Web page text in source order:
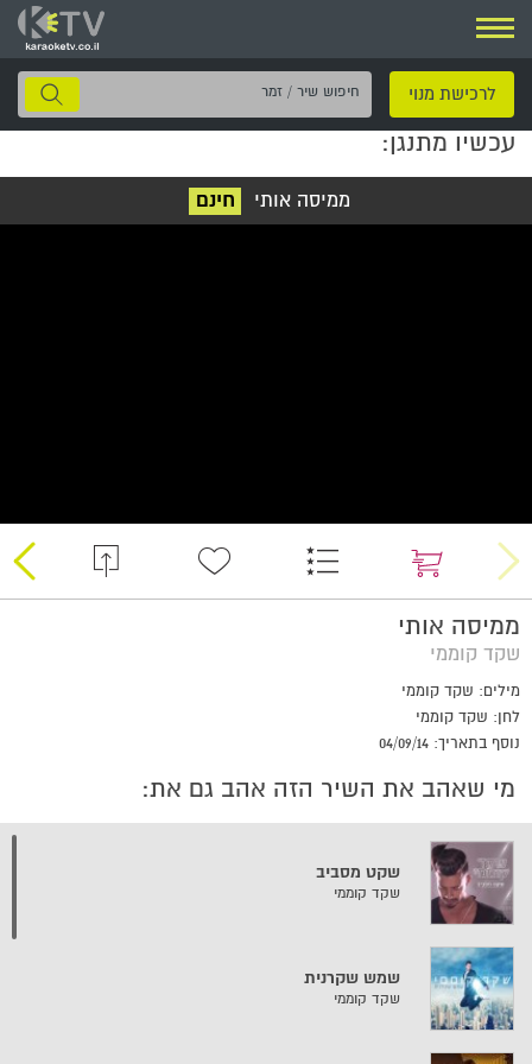
ניווט
לרכישת מנוי
חיפוש
שיר
עכשיו מתנגן:
ממיסה אותי חינם
ממיסה אותי
שקד קוממי
מילים: שקד קוממי
לחן: שקד קוממי
נוסף בתאריך: 04/09/14
מי שאהב את השיר הזה אהב גם את:
שקט מסביב
שקד קוממי
שמש שקרנית
שקד קוממי